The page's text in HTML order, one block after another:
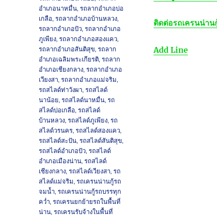
ติดต่อรถเครนน่า
Add Line
อำเภอนาหมื่น,รถลากอำเภอบ่อ
เกลือ,รถลากอำเภอบ้านหลวง,
รถลากอำเภอปัว,รถลากอำเภอ
ภูเพียง,รถลากอำเภอสองแคว,
รถลากอำเภอสันติสุข,รถลาก
อำเภอเฉลิมพระเกียรติ,รถลาก
อำเภอเชียงกลาง,รถลากอำเภอ
เวียงสา,รถลากอำเภอแม่จริม,
รถสไลด์ท่าวังผา,รถสไลด์
นาน้อย,รถสไลด์นาหมื่น,รถ
สไลด์บ่อเกลือ,รถสไลด์
บ้านหลวง,รถสไลด์ภูเพียง,รถ
สไลด์วรนคร,รถสไลด์สองแคว,
รถสไลด์สะปัน,รถสไลด์สันติสุข,
รถสไลด์อำเภอปัว,รถสไลด์
อำเภอเมืองน่าน,รถสไลด์
เชียงกลาง,รถสไลด์เวียงสา,รถ
สไลด์แม่จริม,รถเครนน่านกู้รถ
จมน้ำ,รถเครนน่านกู้รถบรรทุก
คว่ำ,รถเครนยกย้ายรถในพื้นที่
น่าน,รถเครนรับจ้างในพื้นที่